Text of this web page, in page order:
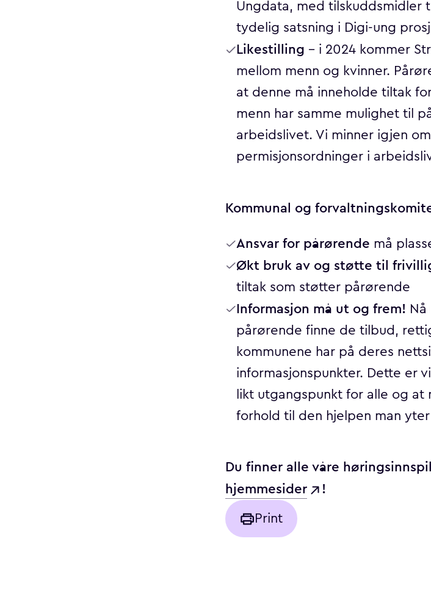
Ungdata, med tilskuddsmidler
tydelig satsning i Digi-ung
Likestilling – i 2024 kommer
mellom menn og kvinner.
at denne må inneholde tiltak
menn har samme mulighet til
arbeidslivet. Vi minner igjen
permisjonsordninger i
Kommunal og
Ansvar for pårørende må
Økt bruk av og støtte til
tiltak som støtter pårørende
Informasjon må ut og frem!
pårørende finne de tilbud,
kommunene har på deres
informasjonspunkter. Dette er
likt utgangspunkt for alle og at
forhold til den hjelpen man
Du finner alle våre
hjemmesider
!
Print